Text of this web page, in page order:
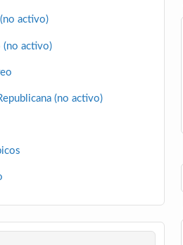
activo)
(no activo)
(no activo)